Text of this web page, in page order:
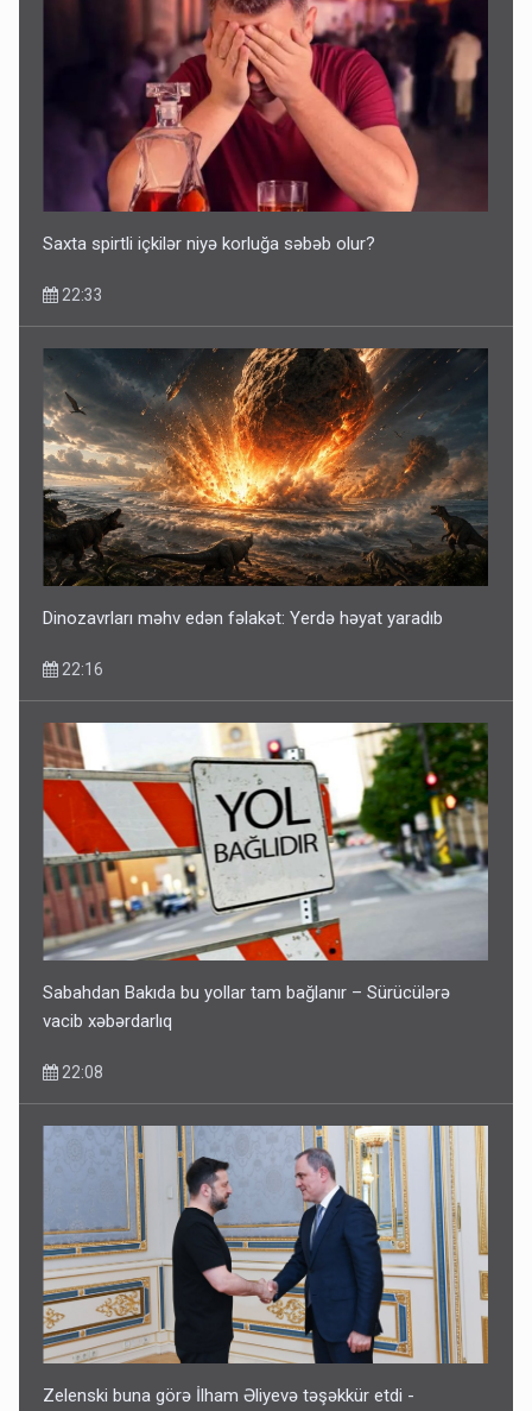
Ərdoğana sui-qəsd planının iştirakçısı detalları açıqladı
5 Avqust 16:56
Saxta spirtli içkilər niyə korluğa səbəb olur?
22:33
Dinozavrları məhv edən fəlakət: Yerdə həyat yaradıb
22:16
Sabahdan Bakıda bu yollar tam bağlanır – Sürücülərə
vacib xəbərdarlıq
22:08
Zelenski buna görə İlham Əliyevə təşəkkür etdi -